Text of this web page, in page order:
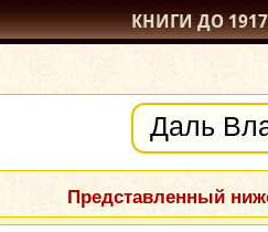
КНИГИ ДО
Представленный